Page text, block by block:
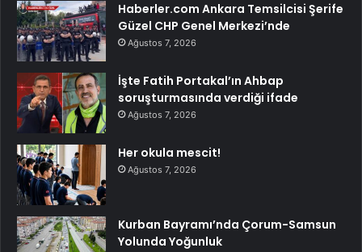
Haberler.com Ankara Temsilcisi Şerife
Güzel CHP Genel Merkezi’nde
Ağustos 7, 2026
İşte Fatih Portakal’ın Ahbap
soruşturmasında verdiği ifade
Ağustos 7, 2026
Her okula mescit!
Ağustos 7, 2026
Kurban Bayramı’nda Çorum-Samsun
Yolunda Yoğunluk